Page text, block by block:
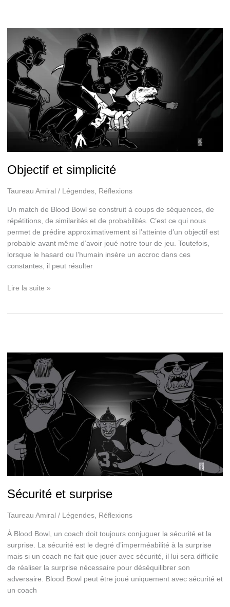
Objectif et simplicité
Taureau Amiral / Légendes, Réflexions
Un match de Blood Bowl se construit à coups de séquences, de
répétitions, de similarités et de probabilités. C’est ce qui nous
permet de prédire approximativement si l’atteinte d’un objectif est
probable avant même d’avoir joué notre tour de jeu. Toutefois,
lorsque le hasard ou l’humain insère un accroc dans ces
constantes, il peut résulter
Objectif
Lire la suite »
Sécurité et surprise
Taureau Amiral / Légendes, Réflexions
À Blood Bowl, un coach doit toujours conjuguer la sécurité et la
surprise. La sécurité est le degré d’imperméabilité à la surprise
mais si un coach ne fait que jouer avec sécurité, il lui sera difficile
de réaliser la surprise nécessaire pour déséquilibrer son
adversaire. Blood Bowl peut être joué uniquement avec sécurité et
un coach